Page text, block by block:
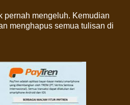
pernah mengeluh. Kemudian
menghapus semua tulisan di